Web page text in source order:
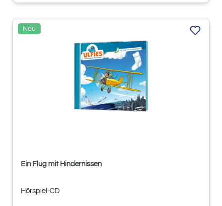
Neu
Ein Flug mit Hindernissen
Hörspiel-CD